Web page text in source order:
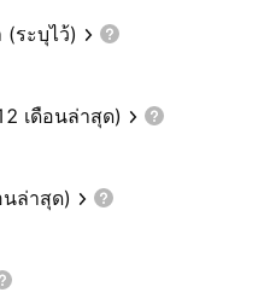
ระบุไว้)
เดือนล่าสุด)
ล่าสุด)